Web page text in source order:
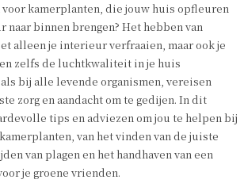
voor kamerplanten, die jouw huis opfleuren
naar binnen brengen? Het hebben van
alleen je interieur verfraaien, maar ook je
zelfs de luchtkwaliteit in je huis
bij alle levende organismen, vereisen
zorg en aandacht om te gedijen. In dit
tips en adviezen om jou te helpen bij
van het vinden van de juiste
van plagen en het handhaven van een
je groene vrienden.